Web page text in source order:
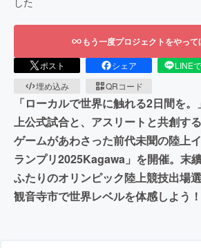
もう一度プロジェクトをやって
ポスト シェア LINE
埋め込み
QRコード
「ローカルで世界に触れる2日間を
上公式試合と、アスリートと共創す
ゲームがあわさった前代未聞の陸上
ランプリ2025Kagawa」を開催。末
ふたりのオリンピック陸上競技出場
観音寺市で世界レベルを体感しよう！